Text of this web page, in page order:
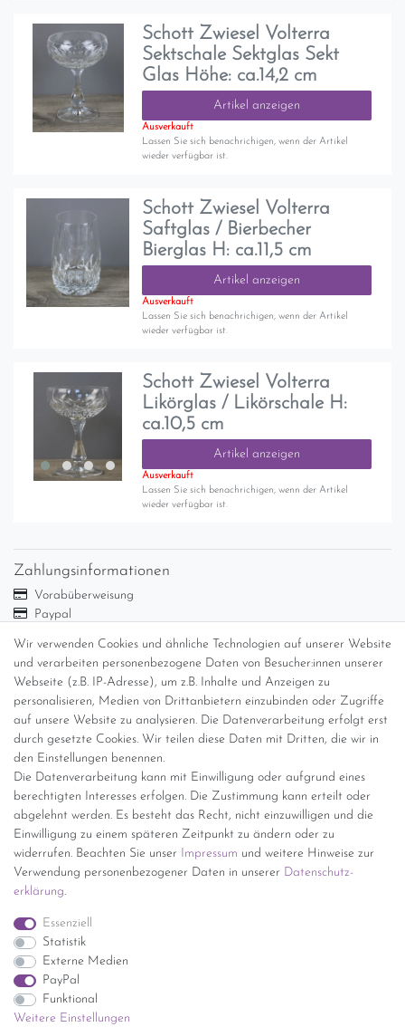
Schott Zwiesel Volterra
Sektschale Sektglas Sekt
Glas Höhe: ca.14,2 cm
Artikel anzeigen
Ausverkauft
Lassen Sie sich benachrichigen, wenn der Artikel
wieder verfügbar ist.
Schott Zwiesel Volterra
Saftglas / Bierbecher
Bierglas H: ca.11,5 cm
Artikel anzeigen
Ausverkauft
Lassen Sie sich benachrichigen, wenn der Artikel
wieder verfügbar ist.
Schott Zwiesel Volterra
Likörglas / Likörschale H:
ca.10,5 cm
Artikel anzeigen
Ausverkauft
Lassen Sie sich benachrichigen, wenn der Artikel
wieder verfügbar ist.
Wir verwenden Cookies und ähnliche Technologien auf unserer Website
und verarbeiten personenbezogene Daten von Besucher:innen unserer
Webseite (z.B. IP-Adresse), um z.B. Inhalte und Anzeigen zu
personalisieren, Medien von Drittanbietern einzubinden oder Zugriffe
auf unsere Website zu analysieren. Die Datenverarbeitung erfolgt erst
durch gesetzte Cookies. Wir teilen diese Daten mit Dritten, die wir in
den Einstellungen benennen.
Die Datenverarbeitung kann mit Einwilligung oder aufgrund eines
berechtigten Interesses erfolgen. Die Zustimmung kann erteilt oder
abgelehnt werden. Es besteht das Recht, nicht einzuwilligen und die
Einwilligung zu einem späteren Zeitpunkt zu ändern oder zu
widerrufen. Beachten Sie unser Impressum und weitere Hinweise zur
Verwendung personenbezogener Daten in unserer Daten­schutz­
erklärung.
Essenziell
Statistik
Externe Medien
PayPal
Funktional
Weitere Einstellungen
Zahlungsinformationen
Vorabüberweisung
Paypal
Versandinformationen
Versand per GLS (6,90 Euro) oder DHL (8,49 Euro ) inkl. MwSt.
(innerhalb Deutschlands)
kostenfreie Lieferung ab 150 Euro Warenwert (innerhalb
Deutschlands)
Übersicht Internationale Versandkosten
Wir kaufen an
Sie haben zuviel Porzellan im Schrank? Gerne kaufen wir dieses an.
Einfach unverbindliches Angebot anfordern.
*Endpreis inkl. MwSt. (Dieser Artikel unterliegt gem. § 25a
UStG der Differenzbesteuerung, ein Ausweis der
Mehrwertsteuer auf der Rechnung erfolgt nicht.)
Impressum Daten­schutz­erklärung